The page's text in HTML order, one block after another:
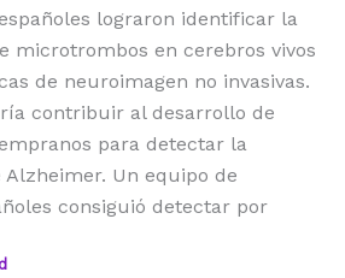
lograron identificar la
microtrombos en cerebros vivos
de neuroimagen no invasivas.
contribuir al desarrollo de
para detectar la
Un equipo de
consiguió detectar por